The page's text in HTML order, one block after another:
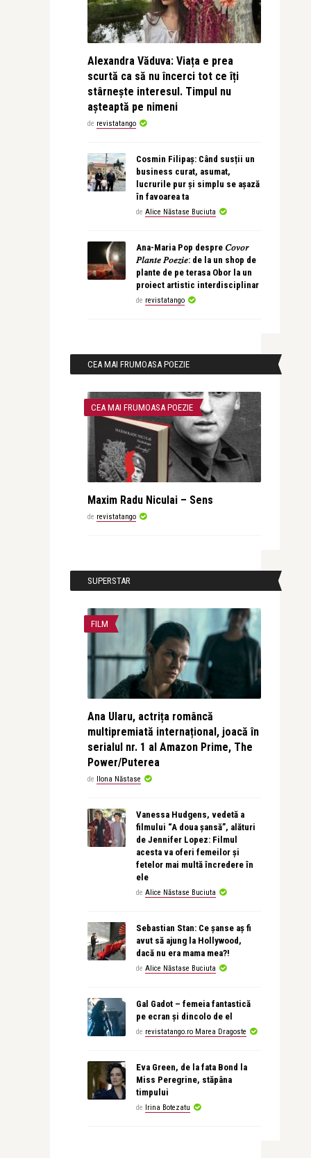
Alexandra Văduva: Viața e prea
scurtă ca să nu încerci tot ce îți
stârnește interesul. Timpul nu
așteaptă pe nimeni
de revistatango
Cosmin Filipaș: Când susții un
business curat, asumat,
lucrurile pur și simplu se așază
în favoarea ta
de Alice Năstase Buciuta
Ana-Maria Pop despre 𝐶𝑜𝑣𝑜𝑟
𝑃𝑙𝑎𝑛𝑡𝑒 𝑃𝑜𝑒𝑧𝑖𝑒: de la un shop de
plante de pe terasa Obor la un
proiect artistic interdisciplinar
de revistatango
CEA MAI FRUMOASA POEZIE
CEA MAI FRUMOASA POEZIE
Maxim Radu Niculai – Sens
de revistatango
SUPERSTAR
FILM
Ana Ularu, actrița româncă
multipremiată internațional, joacă în
serialul nr. 1 al Amazon Prime, The
Power/Puterea
de Ilona Năstase
Vanessa Hudgens, vedetă a
filmului “A doua șansă”, alături
de Jennifer Lopez: Filmul
acesta va oferi femeilor și
fetelor mai multă încredere în
ele
de Alice Năstase Buciuta
Sebastian Stan: Ce șanse aș fi
avut să ajung la Hollywood,
dacă nu era mama mea?!
de Alice Năstase Buciuta
Gal Gadot – femeia fantastică
pe ecran și dincolo de el
de revistatango.ro Marea Dragoste
Eva Green, de la fata Bond la
Miss Peregrine, stăpâna
timpului
de Irina Botezatu